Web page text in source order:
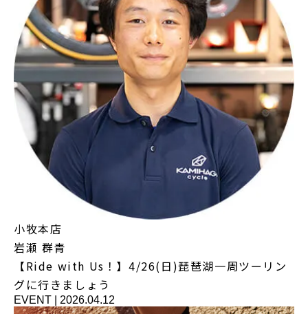
小牧本店
岩瀬 群青
【Ride with Us！】4/26(日)琵琶湖一周ツーリン
グに行きましょう
EVENT 2026.04.12